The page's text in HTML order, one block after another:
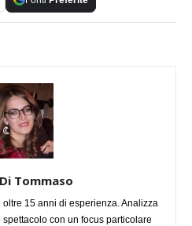
Tommaso
15 anni di esperienza. Analizza
con un focus particolare